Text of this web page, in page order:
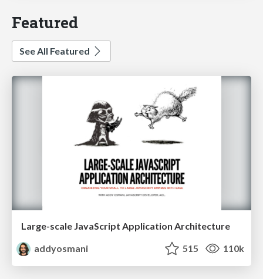
Featured
See All Featured
Large-scale JavaScript Application Architecture
addyosmani
515 110k